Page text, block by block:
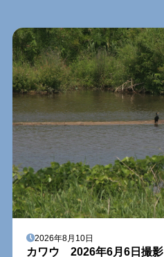
2026年8月10日
カワウ 2026年6月6日撮影